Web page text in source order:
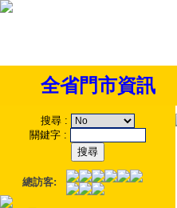
全省門市資訊
搜尋 :
關鍵字 :
總訪客: